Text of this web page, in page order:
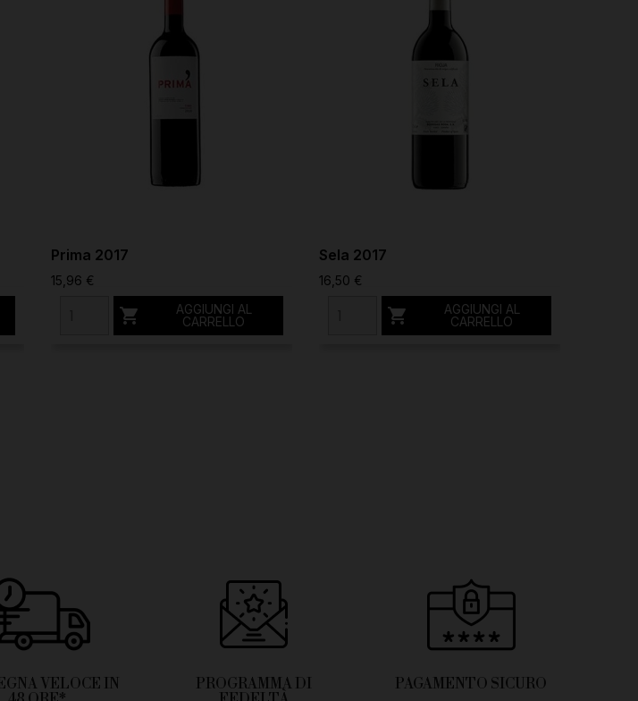
Prima 2017
15,96 €

AGGIUNGI AL
CARRELLO
Sela 2017
16,50 €

AGGIUNGI AL
CARRELLO
VELOCE IN
PROGRAMMA DI
PAGAMENTO SICURO